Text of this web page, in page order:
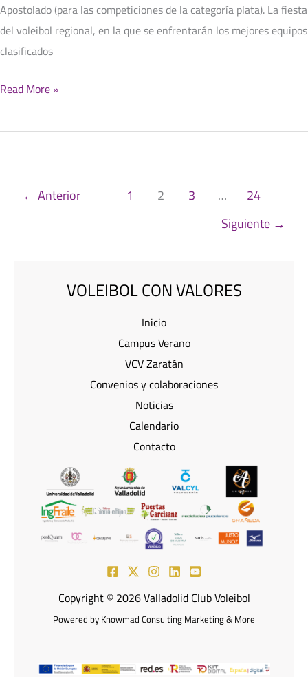
Apostolado (para las competiciones de la categoría plata). La fiesta
del voleibol regional, en la que se enfrentarán los mejores equipos
clasificados
Read More »
← Anterior 1 2 3 …
24
Siguiente →
VOLEIBOL CON VALORES
Inicio
Campus Verano
VCV Zaratán
Convenios y colaboraciones
Noticias
Calendario
Contacto
Copyright © 2026 Valladolid Club Voleibol
Powered by Knowmad Consulting Marketing & More